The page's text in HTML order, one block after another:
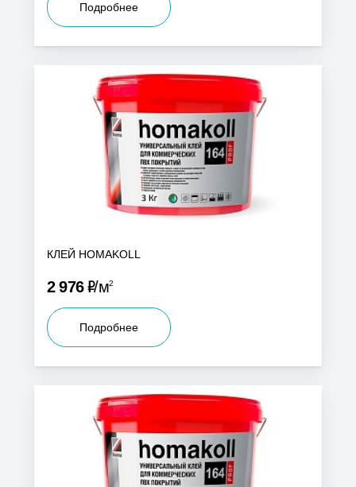
Подробнее
КЛЕЙ HOMAKOLL
2 976Р м2
Подробнее